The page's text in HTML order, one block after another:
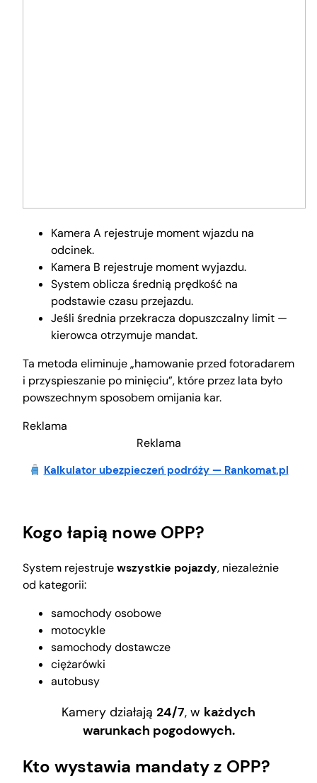
Kamera A rejestruje moment wjazdu na
odcinek.
Kamera B rejestruje moment wyjazdu.
System oblicza średnią prędkość na
podstawie czasu przejazdu.
Jeśli średnia przekracza dopuszczalny limit —
kierowca otrzymuje mandat.
Ta metoda eliminuje „hamowanie przed fotoradarem
i przyspieszanie po minięciu”, które przez lata było
powszechnym sposobem omijania kar.
Reklama
Reklama
Kalkulator ubezpieczeń podróży — Rankomat.pl
Kogo łapią nowe OPP?
System rejestrujewszystkie pojazdy, niezależnie
od kategorii:
samochody osobowe
motocykle
samochody dostawcze
ciężarówki
autobusy
Kamery działają 24/7, w każdych
warunkach pogodowych.
Kto wystawia mandaty z OPP?